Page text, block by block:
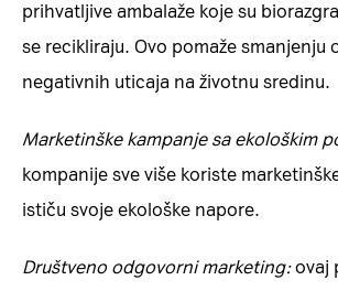
prihvatljive ambalaže koje su
se recikliraju. Ovo pomaže smanjenju
negativnih uticaja na životnu sredinu.
Marketinške kampanje sa ekološkim
kompanije sve više koriste
ističu svoje ekološke napore.
Društveno odgovorni marketing:ovaj